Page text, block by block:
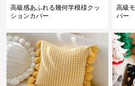
高級感あふれる幾何学模様クッ
ションカバー
高級
バー